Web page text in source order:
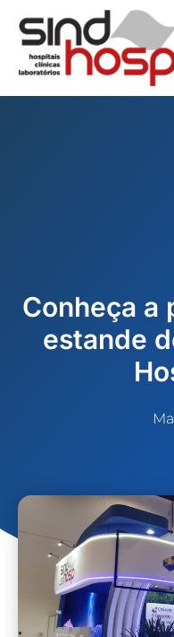
para
conteúdo
Conheça a
estande